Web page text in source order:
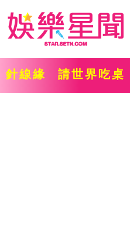
針線緣 請世界吃桌